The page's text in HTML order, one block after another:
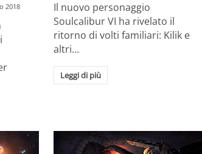
2018
Il nuovo personaggio
Soulcalibur VI ha rivelato il
ritorno di volti familiari: Kilik e
altri…
Leggi di più